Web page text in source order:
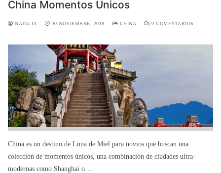
China Momentos Unicos
NATALIA 30 NOVIEMBRE, 2018 CHINA 0 COMENTARIOS
China es un destino de Luna de Miel para novios que buscan una
colección de momentos únicos, una combinación de ciudades ultra-
modernas como Shanghai o…